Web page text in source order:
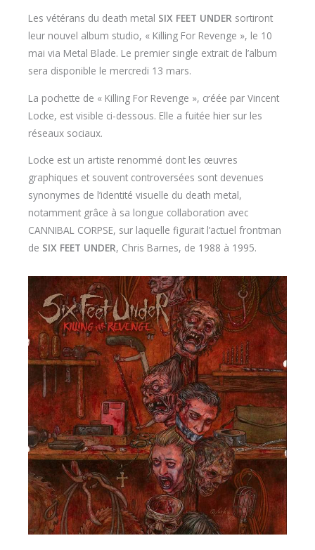
Les vétérans du death metal SIX FEET UNDER sortiront
leur nouvel album studio, « Killing For Revenge », le 10
mai via Metal Blade. Le premier single extrait de l’album
sera disponible le mercredi 13 mars.
La pochette de « Killing For Revenge », créée par Vincent
Locke, est visible ci-dessous. Elle a fuitée hier sur les
réseaux sociaux.
Locke est un artiste renommé dont les œuvres
graphiques et souvent controversées sont devenues
synonymes de l’identité visuelle du death metal,
notamment grâce à sa longue collaboration avec
CANNIBAL CORPSE, sur laquelle figurait l’actuel frontman
de SIX FEET UNDER, Chris Barnes, de 1988 à 1995.